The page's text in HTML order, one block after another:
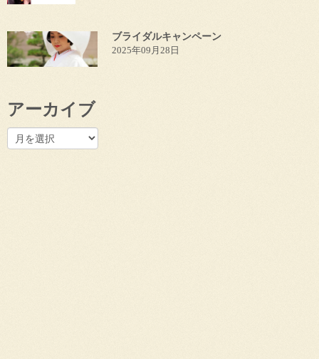
ブライダルキャンペーン
2025年09月28日
アーカイブ